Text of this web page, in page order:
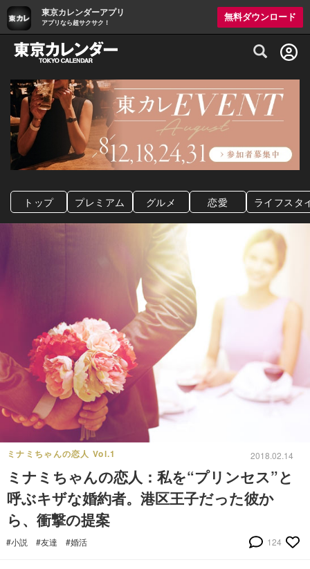
東京カレンダーアプリ
アプリなら超サクサク！
無料ダウンロード
グルメ情報・プレミアムレストラン予約
トップ プレミアム グルメ 恋愛 ライフスタ
ミナミちゃんの恋人 Vol.1 2018.02.14
ミナミちゃんの恋人：私を“プリンセス”と
呼ぶキザな婚約者。港区王子だった彼か
ら、衝撃の提案
#小説 #友達 #婚活 124